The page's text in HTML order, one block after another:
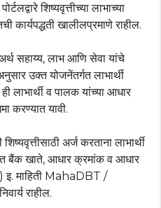
शिष्यवृत्तीच्या लाभाच्या
कार्यपद्धती खालीलप्रमाणे राहील.
सहाय्य, लाभ आणि सेवा यांचे
उक्त योजनेंतर्गत लाभार्थी
ही लाभार्थी व पालक यांच्या आधार
करण्यात यावी.
शिष्यवृत्तीसाठी अर्ज करताना लाभार्थी
बैंक खाते, आधार क्रमांक व आधार
माहिती MahaDBT /
राहील.